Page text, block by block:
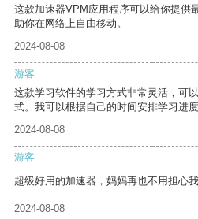
这款加速器VPM应用程序可以给你提供
助你在网络上自由移动。
2024-08-08
游客
这款学习软件的学习方式非常灵活，可
式。我可以根据自己的时间安排学习进度
2024-08-08
游客
超级好用的加速器，妈妈再也不用担心
2024-08-08